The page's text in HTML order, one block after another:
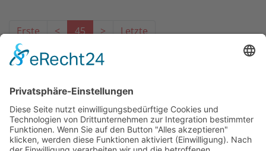
Erste < 45 > Letzte
Das Projekt zur Implementierung der Einheitlichen
Ansprechstellen für Arbeitgeber gemäß § 185a SGB IX in
Hessen wird gefördert aus Mitteln des LWV Hessen
Integrationsamtes. Das Projekt wird unter Einbindung
des Hessischen Ministeriums für Arbeit, Integration,
Jugend und Soziales von der Forschungsstelle des